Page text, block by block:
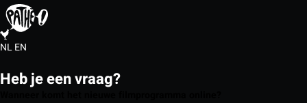
NLEN
Heb je een vraag?